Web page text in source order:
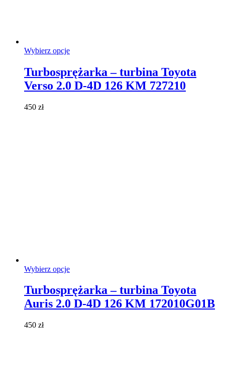
Wybierz opcjeTen
wiele
wariantów.
Turbosprężarka – turbina Toyota
Verso 2.0 D-4D 126 KM 727210
450 zł
Wybierz opcjeTen
ma
wiele
wariantów.
Turbosprężarka – turbina Toyota
Auris 2.0 D-4D 126 KM 172010G01B
450 zł